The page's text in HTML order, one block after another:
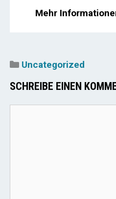
Mehr
Kategorien
Uncategorized
SCHREIBE EINEN